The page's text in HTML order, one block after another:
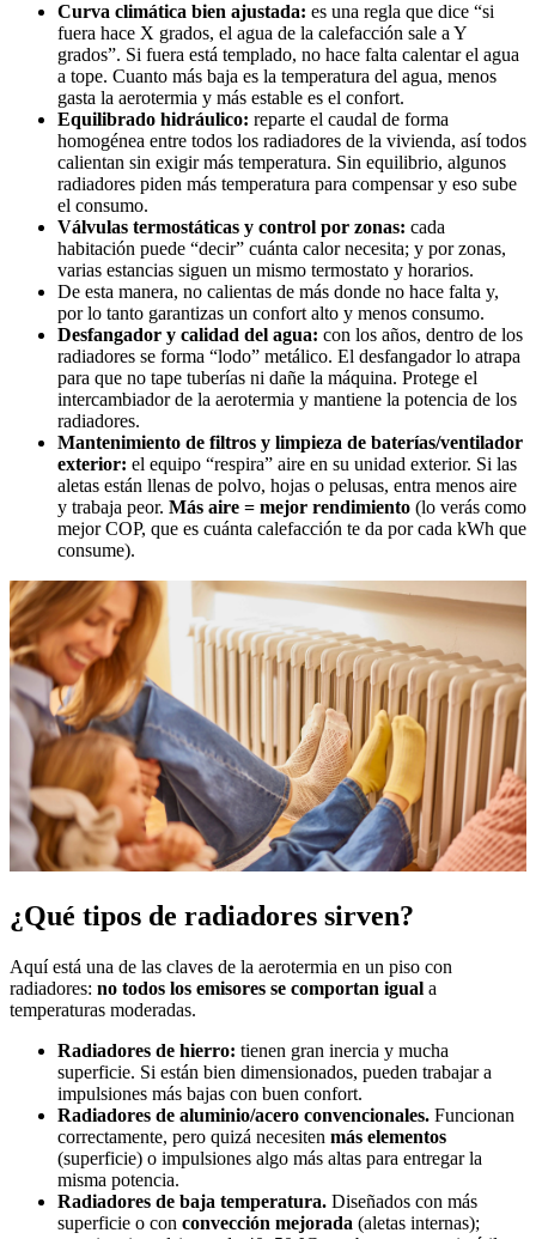
Curva climática bien ajustada: es una regla que dice “si
fuera hace X grados, el agua de la calefacción sale a Y
grados”. Si fuera está templado, no hace falta calentar el agua
a tope. Cuanto más baja es la temperatura del agua, menos
gasta la aerotermia y más estable es el confort.
Equilibrado hidráulico: reparte el caudal de forma
homogénea entre todos los radiadores de la vivienda, así todos
calientan sin exigir más temperatura. Sin equilibrio, algunos
radiadores piden más temperatura para compensar y eso sube
el consumo.
Válvulas termostáticas y control por zonas: cada
habitación puede “decir” cuánta calor necesita; y por zonas,
varias estancias siguen un mismo termostato y horarios.
De esta manera, no calientas de más donde no hace falta y,
por lo tanto garantizas un confort alto y menos consumo.
Desfangador y calidad del agua: con los años, dentro de los
radiadores se forma “lodo” metálico. El desfangador lo atrapa
para que no tape tuberías ni dañe la máquina. Protege el
intercambiador de la aerotermia y mantiene la potencia de los
radiadores.
Mantenimiento de filtros y limpieza de baterías/ventilador
exterior: el equipo “respira” aire en su unidad exterior. Si las
aletas están llenas de polvo, hojas o pelusas, entra menos aire
y trabaja peor. Más aire = mejor rendimiento (lo verás como
mejor COP, que es cuánta calefacción te da por cada kWh que
consume).
¿Qué tipos de radiadores sirven?
Aquí está una de las claves de la aerotermia en un piso con
radiadores: no todos los emisores se comportan igual a
temperaturas moderadas.
Radiadores de hierro: tienen gran inercia y mucha
superficie. Si están bien dimensionados, pueden trabajar a
impulsiones más bajas con buen confort.
Radiadores de aluminio/acero convencionales. Funcionan
correctamente, pero quizá necesiten más elementos
(superficie) o impulsiones algo más altas para entregar la
misma potencia.
Radiadores de baja temperatura. Diseñados con más
superficie o con convección mejorada (aletas internas);